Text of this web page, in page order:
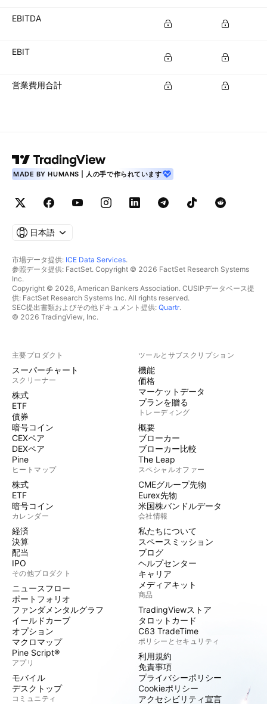
EBITDA
EBIT
営業費用合計
MADE BY HUMANS | 人の手で作られています
日本語
市場データ提供: ICE Data Services.
参照データ提供: FactSet. Copyright © 2026 FactSet Research Systems
Inc.
Copyright © 2026, American Bankers Association. CUSIPデータベース提
供: FactSet Research Systems Inc. All rights reserved.
SEC提出書類およびその他ドキュメント提供: Quartr.
© 2026 TradingView, Inc.
主要プロダクト
スーパーチャート
スクリーナー
株式
ETF
債券
暗号コイン
CEXペア
DEXペア
Pine
ヒートマップ
株式
ETF
暗号コイン
カレンダー
経済
決算
配当
IPO
その他プロダクト
ニュースフロー
ポートフォリオ
ファンダメンタルグラフ
イールドカーブ
オプション
マクロマップ
Pine Script®
アプリ
モバイル
デスクトップ
コミュニティ
ツールとサブスクリプション
機能
価格
マーケットデータ
プランを贈る
トレーディング
概要
ブローカー
ブローカー比較
The Leap
スペシャルオファー
CMEグループ先物
Eurex先物
米国株バンドルデータ
会社情報
私たちについて
スペースミッション
ブログ
ヘルプセンター
キャリア
メディアキット
商品
TradingViewストア
タロットカード
C63 TradeTime
ポリシーとセキュリティ
利用規約
免責事項
プライバシーポリシー
Cookieポリシー
アクセシビリティ宣言